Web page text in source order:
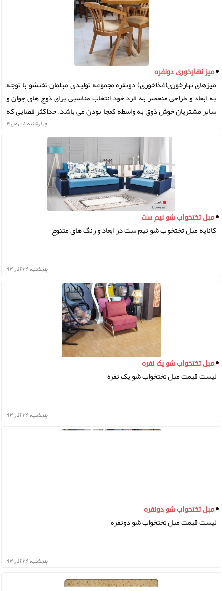
میز نهارخوری دونفره
میزهای نهارخوری(غذاخوری) دونفره مجموعه تولیدی مبلمان تختشو با توجه
به ابعاد و طراحی منحصر به فرد خود انتخاب مناسبی برای ذوج های جوان و
سایر مشتریان خوش ذوق به واسطه کمجا بودن می باشد. حداکثر فضایی که
میز ناهارخوری دونفره اشغال می کند ۱ در ۱ متر می باشد که انتخاب مناسبی
برای آشپزخانه ها، خانه ها و خوابگاه های دانشجویی و فضاهای کوچک
دورهمی کافه رستوران ها نیز می باشد.
چهارشنبه ۸ بهمن ۴
مبل تختخواب شو نیم ست
کاناپه مبل تختخواب شو نیم ست در ابعاد و رنگ های متنوع
پنجشنبه ۲۶ آذر ۹۴
مبل تختخواب شو یک نفره
لیست قیمت مبل تختخواب شو یک نفره
پنجشنبه ۲۶ آذر ۹۴
مبل تختخواب شو دونفره
لیست قیمت مبل تختخواب شو دونفره
پنجشنبه ۲۶ آذر ۹۴